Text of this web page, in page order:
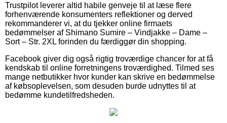
Trustpilot leverer altid habile genveje til at læse flere
forhenværende konsumenters reflektioner og derved
rekommanderer vi, at du tjekker online firmaets
bedømmelser af Shimano Sumire – Vindjakke – Dame –
Sort – Str. 2XL forinden du færdiggør din shopping.
Facebook giver dig også rigtig troværdige chancer for at få
kendskab til online forretningens troværdighed. Tilmed ses
mange netbutikker hvor kunder kan skrive en bedømmelse
af købsoplevelsen, som desuden burde udnyttes til at
bedømme kundetilfredsheden.